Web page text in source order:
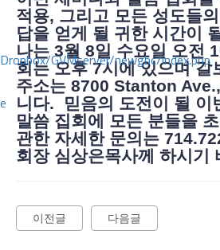
GVMserver/newgbc/index.php
적용, 그리고 모든 성도들
답을 얻게 될 귀한 시간이
나는 3월 8일 수요일 오전
회는 오후 7시에 있으며 갈
주소는 8700 Stanton
니다. 믿음의 도전이 될 이
말씀 집회에 모든 분들을
관한 자세한 문의는
회장 심상은목사께 하시기
다음글
이전글